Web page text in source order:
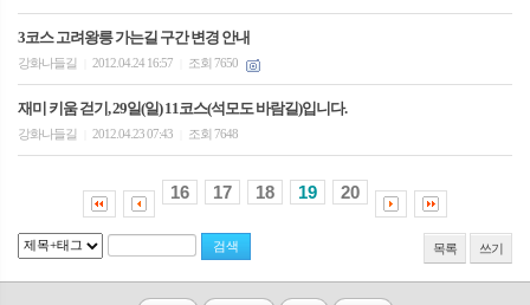
3코스 고려왕릉 가는길 구간 변경 안내
강화나들길 2012.04.24 16:57 조회 7650
재미 키움 걷기, 29일(일) 11코스(석모도 바람길)입니다.
강화나들길 2012.04.23 07:43 조회 7648
16 17 18 19 20
목록 쓰기